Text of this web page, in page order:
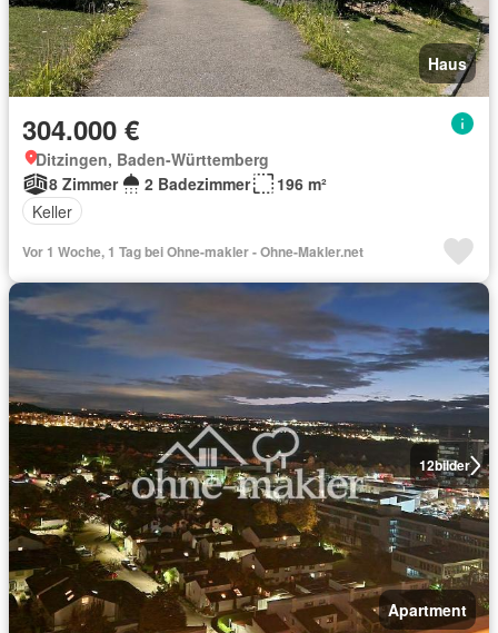
Haus
304.000 €
Ditzingen, Baden-Württemberg
8 Zimmer
2 Badezimmer
196 m²
Keller
Vor 1 Woche, 1 Tag bei Ohne-makler - Ohne-Makler.net
12bilder
Apartment